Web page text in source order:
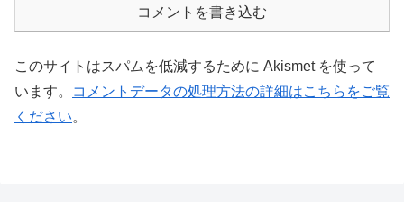
コメントを書き込む
このサイトはスパムを低減するために Akismet を使って
います。
コメントデータの処理方法の詳細はこちらをご覧
ください。